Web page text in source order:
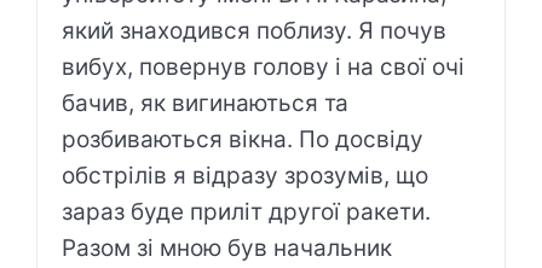
який знаходився поблизу. Я почув
вибух, повернув голову і на свої очі
бачив, як вигинаються та
розбиваються вікна. По досвіду
обстрілів я відразу зрозумів, що
зараз буде приліт другої ракети.
Разом зі мною був начальник